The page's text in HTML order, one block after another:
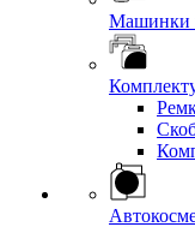
Машинки